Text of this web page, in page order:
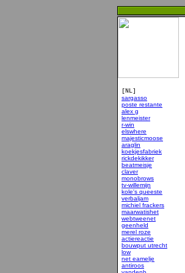
[NL]
sargasso
poste restante
alex g
lenmeister
r-win
elswhere
majesticmoose
araglin
koekjesfabriek
rickdekikker
beatmeisje
claver
monobrows
tv-willemijn
kole's queeste
verbaljam
michiel frackers
maarwatishet
webtweenet
geenheld
merel roze
actiereactie
bouwput utrecht
low
net eamelje
antiroos